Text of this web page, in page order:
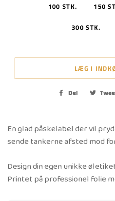
100 STK. 150
300 STK.
LÆG I
Del
Del
En glad påskelabel der vil
sende tankerne afsted mod
Design din egen unikke
Printet på professionel folie